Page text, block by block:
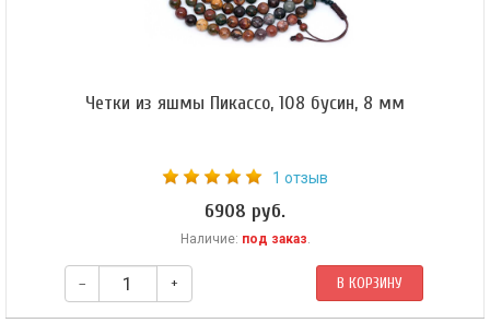
Четки из яшмы Пикассо, 108 бусин, 8 мм
1 отзыв
6908 руб.
Наличие: под заказ.
– + В КОРЗИНУ